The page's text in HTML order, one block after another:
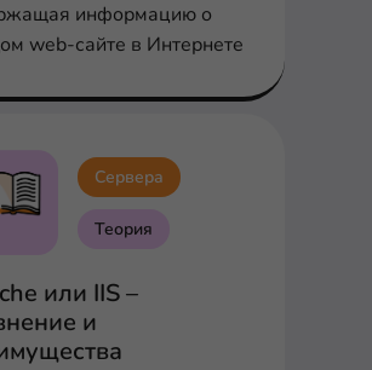
информацию о
web-сайте в Интернете
Сервера
Теория
или IIS –
и